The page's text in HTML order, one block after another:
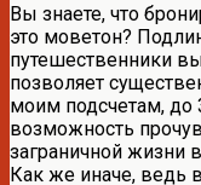
Вы знаете, что
это моветон?
путешественники
позволяет
моим подсчетам, до
возможность
заграничной жизни
Как же иначе, ведь